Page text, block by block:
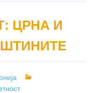
ЦРНА И